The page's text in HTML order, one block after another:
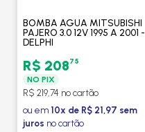
BOMBA AGUA MITSUBISHI
PAJERO 3.0 12V 1995 A 2001 -
DELPHI
R$ 20875
NO PIX
R$ 219,74 no cartão
ou em 10x de R$ 21,97 sem
juros no cartão